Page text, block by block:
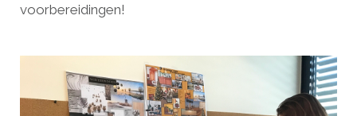
voorbereidingen!